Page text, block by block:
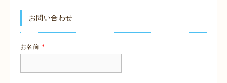
お問い合わせ
お名前 *